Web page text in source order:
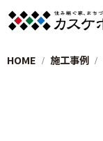
HOME 施工事例